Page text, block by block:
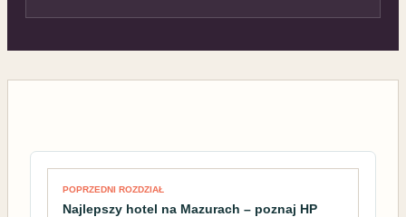
Nawigacja wpisu
POPRZEDNI ROZDZIAŁ
Najlepszy hotel na Mazurach – poznaj HP